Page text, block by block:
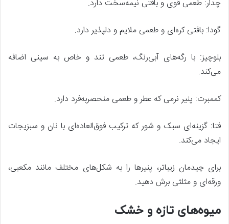
چدار: طعمی قوی و بافتی نیمه‌سخت دارد.
گودا: بافتی کره‌ای و طعمی ملایم و دلپذیر دارد.
بلوچیز: با رگه‌های آبی‌رنگ، طعمی تند و خاص به سینی اضافه
می‌کند.
کممبرت: پنیر نرمی که عطر و طعمی منحصربه‌فرد دارد.
فتا: گزینه‌ای سبک و شور که ترکیب فوق‌العاده‌ای با نان و سبزیجات
ایجاد می‌کند.
برای چیدمان زیباتر، پنیرها را به شکل‌های مختلف مانند مکعبی،
ورقه‌ای و مثلثی برش دهید.
میوه‌های تازه و خشک